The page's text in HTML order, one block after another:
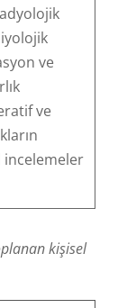
ve
ve
kişisel